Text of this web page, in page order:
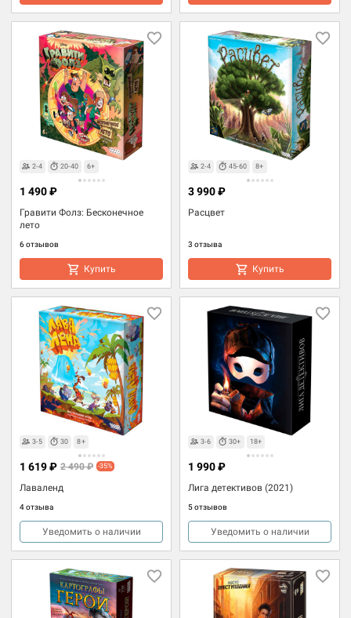
2-4 20-40 6+
Гравити Фолз: Бесконечное
лето
6 отзывов
1 490 ₽
Купить
2-4 45-60 8+
Расцвет
3 отзыва
3 990 ₽
Купить
3-5 30 8+
Лаваленд
4 отзыва
1 619 ₽ 2 490 ₽ -35%
Уведомить о наличии
3-6 30+ 18+
Лига детективов (2021)
5 отзывов
1 990 ₽
Уведомить о наличии